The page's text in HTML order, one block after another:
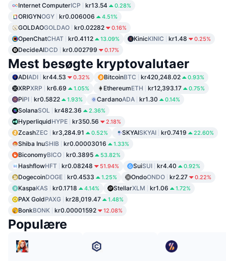
Internet ComputerICP kr13.54 0.28%
ORIGYNOGY kr0.006006 4.51%
GOLDAOGOLDAO kr0.02282 0.16%
OpenChatCHAT kr0.4112 13.09% KinicKINIC kr1.48 0.25%
DecideAIDCD kr0.002799 0.17%
Mest besøgte kryptovalutaer
ADIADI kr44.53 0.32% BitcoinBTC kr420,248.02 0.93%
XRPXRP kr6.69 1.05% EthereumETH kr12,393.17 0.75%
PiPI kr0.5822 1.93% CardanoADA kr1.30 0.14%
SolanaSOL kr482.36 2.36%
HyperliquidHYPE kr350.56 2.18%
ZcashZEC kr3,284.91 0.52% SKYAISKYAI kr0.7419 22.60%
Shiba InuSHIB kr0.00003016 1.33%
BiconomyBICO kr0.3895 53.82%
HashflowHFT kr0.08248 51.94% SuiSUI kr4.40 0.92%
DogecoinDOGE kr0.4533 1.25% OndoONDO kr2.27 0.22%
KaspaKAS kr0.1718 4.14% StellarXLM kr1.06 1.72%
PAX GoldPAXG kr28,019.47 1.48%
BonkBONK kr0.00001592 12.08%
Populære